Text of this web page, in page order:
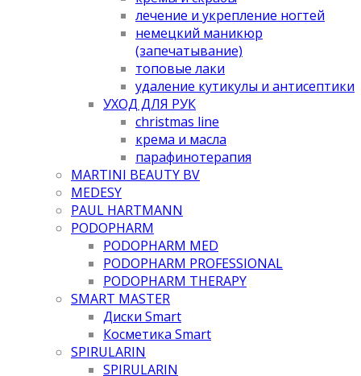
лечение и укрепление ногтей
немецкий маникюр
(запечатывание)
топовые лаки
удаление кутикулы и антисептики
УХОД ДЛЯ РУК
christmas line
крема и масла
парафинотерапия
MARTINI BEAUTY BV
MEDESY
PAUL HARTMANN
PODOPHARM
PODOPHARM MED
PODOPHARM PROFESSIONAL
PODOPHARM THERAPY
SMART MASTER
Диски Smart
Косметика Smart
SPIRULARIN
SPIRULARIN